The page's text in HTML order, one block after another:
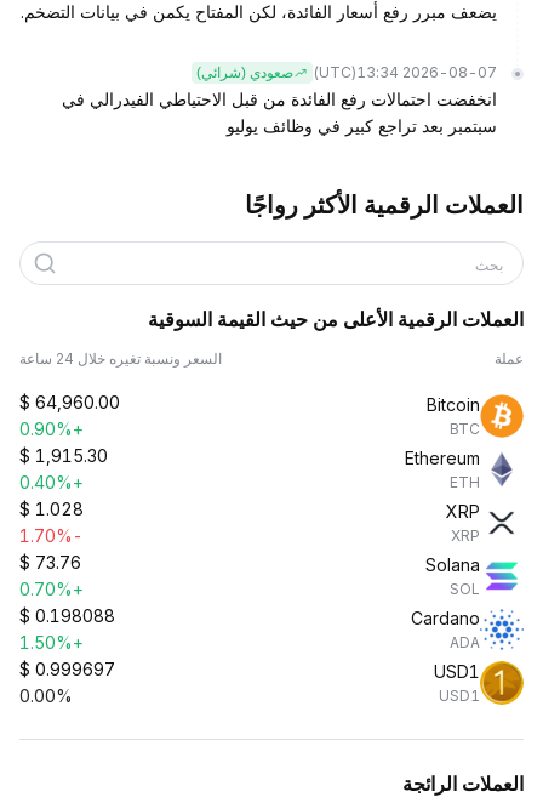
يضعف مبرر رفع أسعار الفائدة، لكن المفتاح يكمن في بيانات التضخم.
2026-08-07 13:34
(UTC) صعودي (شرائي)
انخفضت احتمالات رفع الفائدة من قبل الاحتياطي الفيدرالي في
سبتمبر بعد تراجع كبير في وظائف يوليو
العملات الرقمية الأكثر رواجًا
بحث
العملات الرقمية الأعلى من حيث القيمة السوقية
عملة السعر ونسبة تغيره خلال 24 ساعة
Bitcoin
BTC
$ 64,960.00
+0.90%
Ethereum
ETH
$ 1,915.30
+0.40%
XRP
XRP
$ 1.028
-1.70%
Solana
SOL
$ 73.76
+0.70%
Cardano
ADA
$ 0.198088
+1.50%
USD1
USD1
$ 0.999697
0.00%
العملات الرائجة